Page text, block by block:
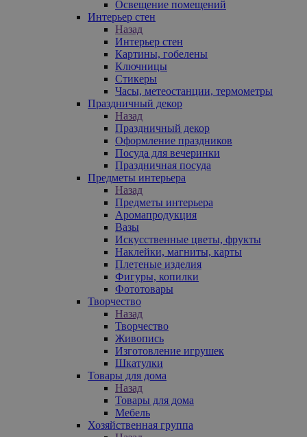
Освещение помещений
Интерьер стен
Назад
Интерьер стен
Картины, гобелены
Ключницы
Стикеры
Часы, метеостанции, термометры
Праздничный декор
Назад
Праздничный декор
Оформление праздников
Посуда для вечеринки
Праздничная посуда
Предметы интерьера
Назад
Предметы интерьера
Аромапродукция
Вазы
Искусственные цветы, фрукты
Наклейки, магниты, карты
Плетеные изделия
Фигуры, копилки
Фототовары
Творчество
Назад
Творчество
Живопись
Изготовление игрушек
Шкатулки
Товары для дома
Назад
Товары для дома
Мебель
Хозяйственная группа